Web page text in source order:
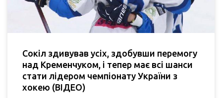
Сокіл здивував усіх, здобувши перемогу
над Кременчуком, і тепер має всі шанси
стати лідером чемпіонату України з
хокею (ВІДЕО)